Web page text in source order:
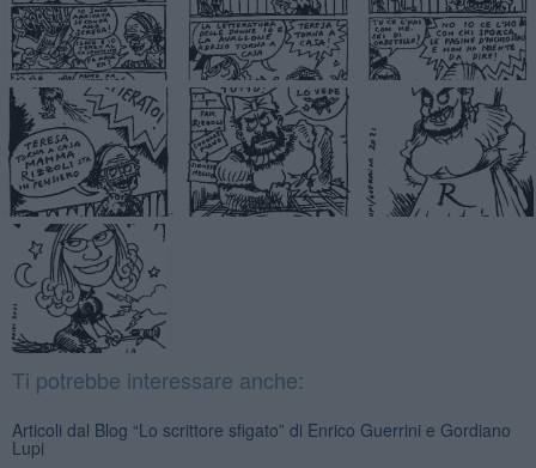
Ti potrebbe interessare anche:
Articoli dal Blog “Lo scrittore sfigato” di Enrico Guerrini e Gordiano
Lupi